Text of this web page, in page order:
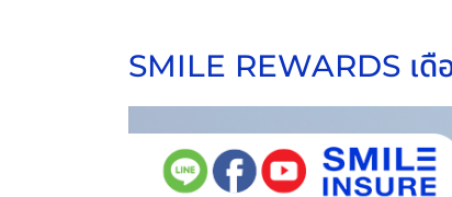
SMILE REWARDS เ